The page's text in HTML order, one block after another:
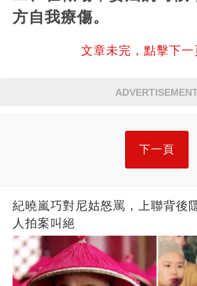
方自我療傷。
文章未完，點擊下一
下一頁
紀曉嵐巧對尼姑怒罵，上聯背後
人拍案叫絕